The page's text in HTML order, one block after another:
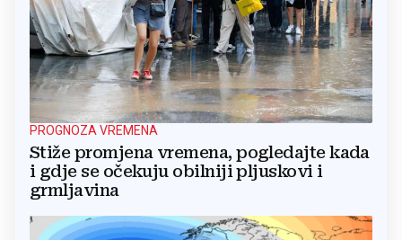
PROGNOZA VREMENA
Stiže promjena vremena, pogledajte kada
i gdje se očekuju obilniji pljuskovi i
grmljavina